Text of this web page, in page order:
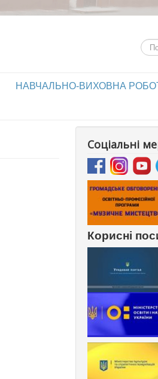
НАВЧАЛЬНО-ВИХОВНА
Соціальні
Корисні